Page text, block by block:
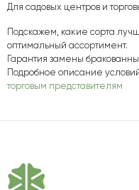
Для садовых центров и
Подскажем, какие сорта
оптимальный ассортимент.
Гарантия замены
Подробное описание
торговым представителям